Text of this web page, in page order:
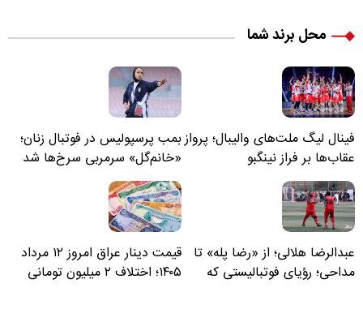
محل برند شما
فینال لیگ ملت‌های والیبال؛ پرواز
عقاب‌ها بر فراز نینگبو
بمب پرسپولیس در فوتبال زنان؛
«خانم‌گل» سرمربی سرخ‌ها شد
عبدالرضا هلالی؛ از «رضا پله» تا
مداحی؛ رؤیای فوتبالیستی که
قیمت دینار عراق امروز ۱۲ مرداد
۱۴۰۵؛ اختلاف ۲ میلیون تومانی